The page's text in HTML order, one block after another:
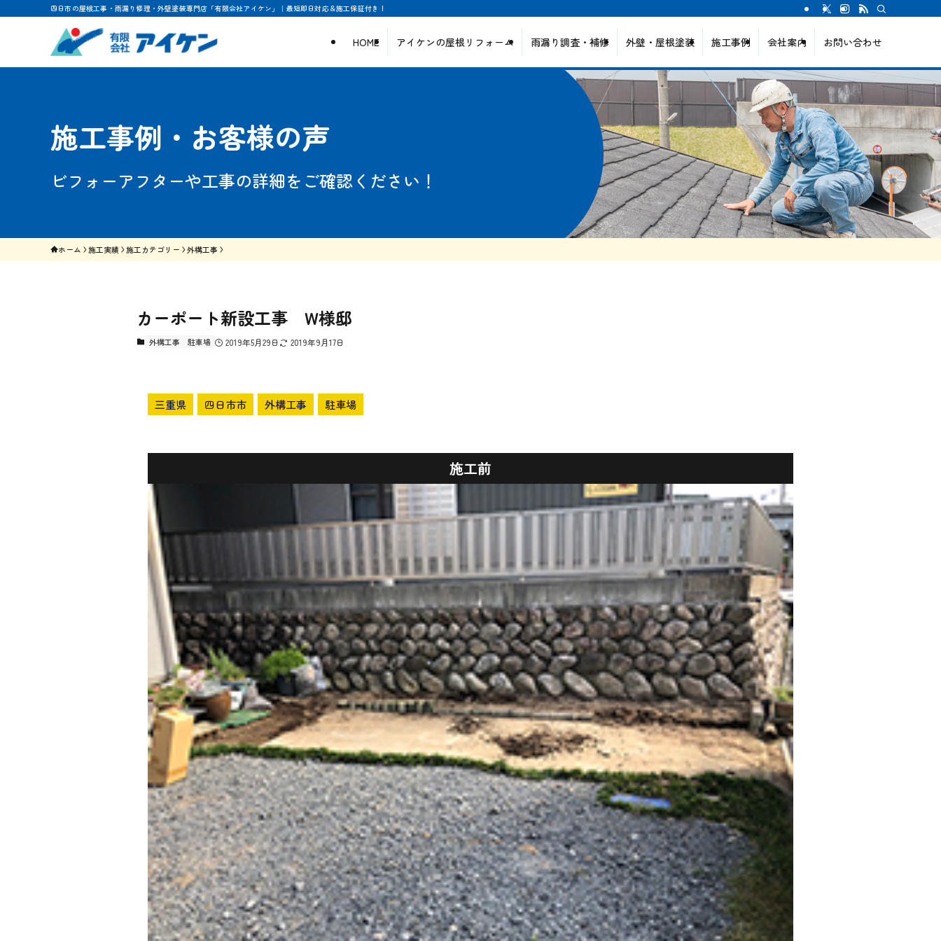
四日市の屋根工事・雨漏り修理・外壁塗装専門店「有限会社アイケン」｜最短即日対応＆施工保証付き！
HOME アイケンの屋根リフォーム 雨漏り調査・補修 外壁・屋根塗装 施工事例 会社案内 お問い合わせ
施工事例・お客様の声
ビフォーアフターや工事の詳細をご確認ください！
ホーム 施工実績 施工カテゴリー 外構工事
カーポート新設工事 W様邸
外構工事 駐車場 2019年5月29日 2019年9月17日
三重県 四日市市 外構工事 駐車場
施工前